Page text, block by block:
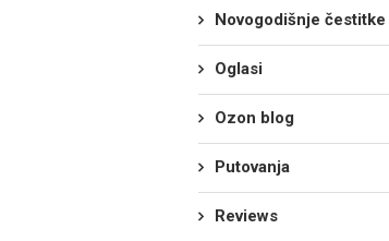
Novogodišnje čestitke
Oglasi
Ozon blog
Putovanja
Reviews